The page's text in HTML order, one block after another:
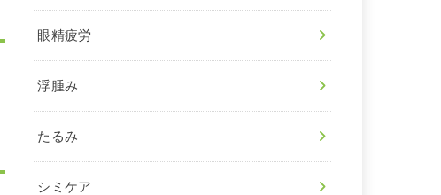
眼精疲労
浮腫み
たるみ
シミケア